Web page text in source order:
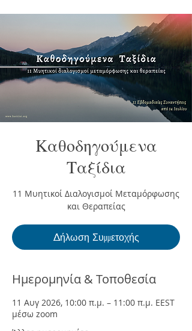
Καθοδηγούμενα
Ταξίδια
11 Μυητικοί Διαλογισμοί Μεταμόρφωσης
και Θεραπείας
Δήλωση Συμμετοχής
Ημερομηνία & Τοποθεσία
11 Αυγ 2026, 10:00 π.μ. – 11:00 π.μ. EEST
μέσω zoom